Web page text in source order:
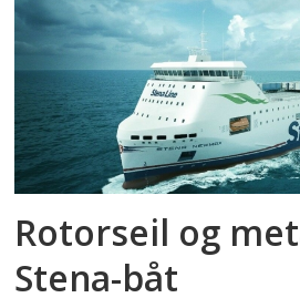
Rotorseil og
Stena-båt